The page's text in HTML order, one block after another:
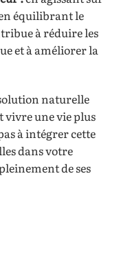
équilibrant le
à réduire les
et à améliorer la
naturelle
vivre une vie plus
à intégrer cette
dans votre
de ses